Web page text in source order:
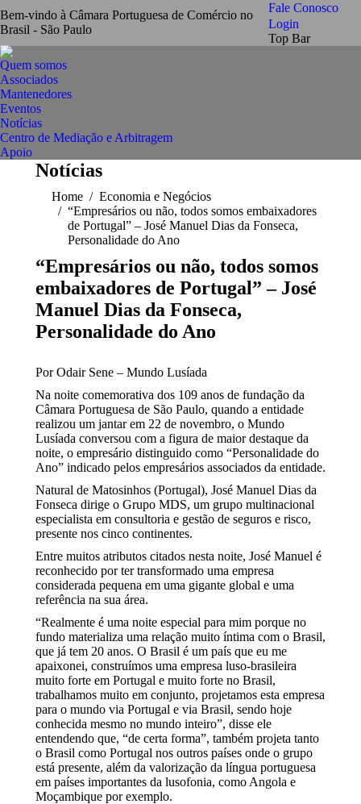
Bem-vindo à Câmara Portuguesa de Comércio no
Brasil - São Paulo
Fale Conosco
Login
Top Bar
Quem somos
Associados
Mantenedores
Eventos
Notícias
Centro de Mediação e Arbitragem
Apoio
Notícias
You are here:
Home
Economia e Negócios
“Empresários ou não, todos somos embaixadores
de Portugal” – José Manuel Dias da Fonseca,
Personalidade do Ano
“Empresários ou não, todos somos
embaixadores de Portugal” – José
Manuel Dias da Fonseca,
Personalidade do Ano
Por Odair Sene – Mundo Lusíada
Na noite comemorativa dos 109 anos de fundação da
Câmara Portuguesa de São Paulo, quando a entidade
realizou um jantar em 22 de novembro, o Mundo
Lusíada conversou com a figura de maior destaque da
noite, o empresário distinguido como “Personalidade do
Ano” indicado pelos empresários associados da entidade.
Natural de Matosinhos (Portugal), José Manuel Dias da
Fonseca dirige o Grupo MDS, um grupo multinacional
especialista em consultoria e gestão de seguros e risco,
presente nos cinco continentes.
Entre muitos atributos citados nesta noite, José Manuel é
reconhecido por ter transformado uma empresa
considerada pequena em uma gigante global e uma
referência na sua área.
“Realmente é uma noite especial para mim porque no
fundo materializa uma relação muito íntima com o Brasil,
que já tem 20 anos. O Brasil é um país que eu me
apaixonei, construímos uma empresa luso-brasileira
muito forte em Portugal e muito forte no Brasil,
trabalhamos muito em conjunto, projetamos esta empresa
para o mundo via Portugal e via Brasil, sendo hoje
conhecida mesmo no mundo inteiro”, disse ele
entendendo que, “de certa forma”, também projeta tanto
o Brasil como Portugal nos outros países onde o grupo
está presente, além da valorização da língua portuguesa
em países importantes da lusofonia, como Angola e
Moçambique por exemplo.